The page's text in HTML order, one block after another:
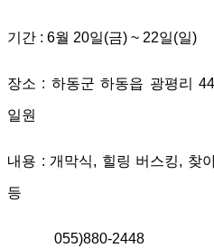
기간 : 6월 20일(금) ~ 22일(일)
장소 : 하동군 하동읍 광평리
일원
내용 : 개막식, 힐링 버스킹, 찾
등
055)880-2448